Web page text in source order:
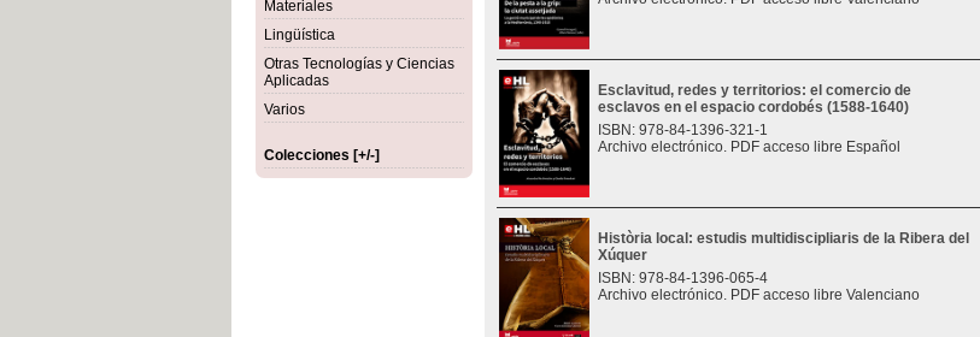
Materiales
Lingüística
Otras Tecnologías y Ciencias
Aplicadas
Varios
Colecciones [+/-]
Esclavitud, redes y territorios: el comercio de
esclavos en el espacio cordobés (1588-1640)
ISBN: 978-84-1396-321-1
Archivo electrónico. PDF acceso libre Español
Història local: estudis multidiscipliaris de la Ribera del
Xúquer
ISBN: 978-84-1396-065-4
Archivo electrónico. PDF acceso libre Valenciano